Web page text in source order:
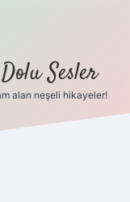
Sesler
alan neşeli hikayeler!